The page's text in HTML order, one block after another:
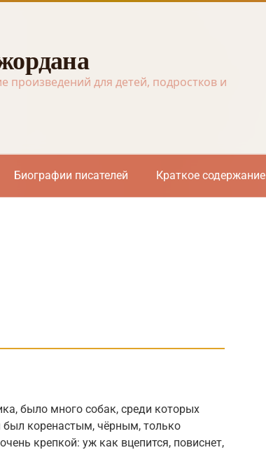
произведений для детей, подростков и
Биографии писателей Краткое содержание
было много собак, среди которых
коренастым, чёрным, только
крепкой: уж как вцепится, повиснет,